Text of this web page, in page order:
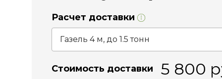
Расчет доставки
Стоимость доставки 5 800